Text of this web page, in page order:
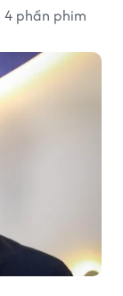
4 phần phim